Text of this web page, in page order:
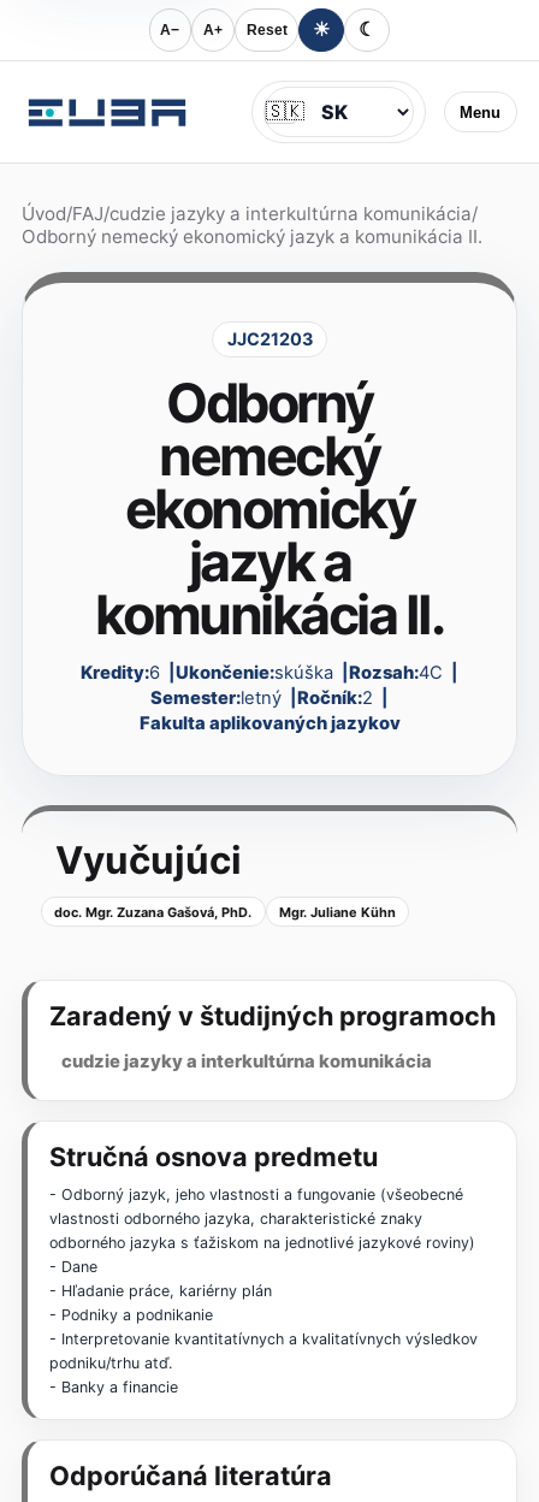
A− A+ Reset ☀ ☾
Menu
Jazyk
🇸🇰
Úvod/FAJ/cudzie jazyky a interkultúrna komunikácia/
Odborný nemecký ekonomický jazyk a komunikácia II.
JJC21203
Odborný
nemecký
ekonomický
jazyk a
komunikácia II.
Kredity:6 Ukončenie:skúška Rozsah:4C
Semester:letný Ročník:2
Fakulta aplikovaných jazykov
Vyučujúci
doc. Mgr. Zuzana Gašová, PhD. Mgr. Juliane Kühn
Zaradený v študijných programoch
cudzie jazyky a interkultúrna komunikácia
Stručná osnova predmetu
- Odborný jazyk, jeho vlastnosti a fungovanie (všeobecné
vlastnosti odborného jazyka, charakteristické znaky
odborného jazyka s ťažiskom na jednotlivé jazykové roviny)
- Dane
- Hľadanie práce, kariérny plán
- Podniky a podnikanie
- Interpretovanie kvantitatívnych a kvalitatívnych výsledkov
podniku/trhu atď.
- Banky a financie
Odporúčaná literatúra